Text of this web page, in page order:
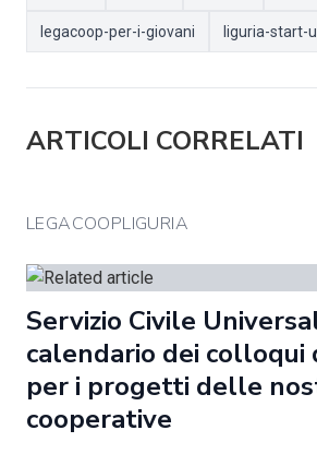
legacoop-per-i-giovani liguria-start-
ARTICOLI CORRELATI
LEGACOOPLIGURIA
Servizio Civile
calendario dei colloqui
per i progetti delle
cooperative